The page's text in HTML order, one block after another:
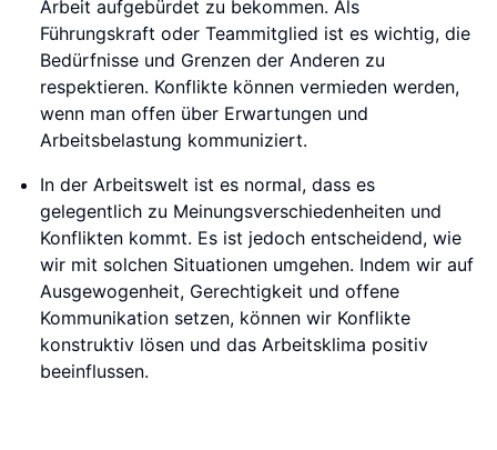
Arbeit aufgebürdet zu bekommen. Als
Führungskraft oder Teammitglied ist es wichtig, die
Bedürfnisse und Grenzen der Anderen zu
respektieren. Konflikte können vermieden werden,
wenn man offen über Erwartungen und
Arbeitsbelastung kommuniziert.
In der Arbeitswelt ist es normal, dass es
gelegentlich zu Meinungsverschiedenheiten und
Konflikten kommt. Es ist jedoch entscheidend, wie
wir mit solchen Situationen umgehen. Indem wir auf
Ausgewogenheit, Gerechtigkeit und offene
Kommunikation setzen, können wir Konflikte
konstruktiv lösen und das Arbeitsklima positiv
beeinflussen.